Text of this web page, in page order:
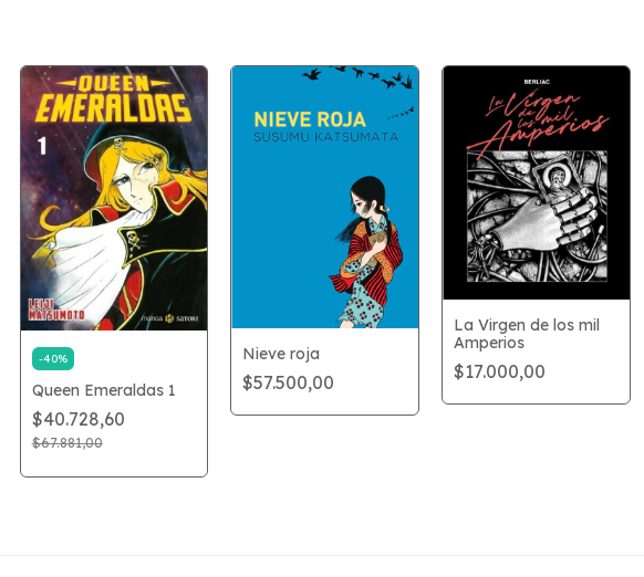
-40%
Queen Emeraldas 1
$40.728,60
$67.881,00
Nieve roja
$57.500,00
La Virgen de los mil
Amperios
$17.000,00